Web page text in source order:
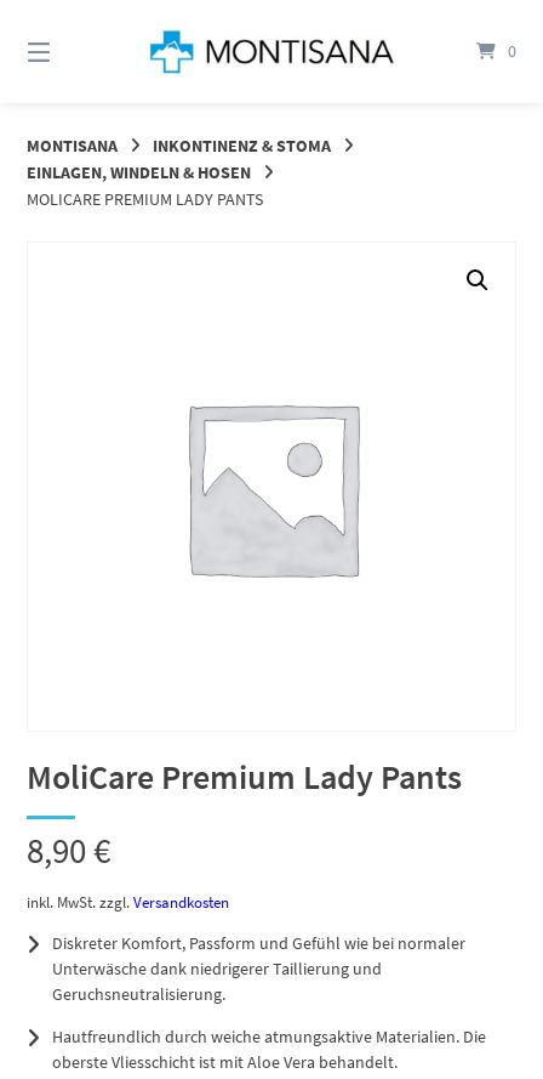
zum
0
MONTISANA
INKONTINENZ & STOMA
EINLAGEN, WINDELN & HOSEN
MOLICARE PREMIUM LADY PANTS
MoliCare Premium Lady Pants
8,90€
inkl. MwSt. zzgl.Versandkosten
Diskreter Komfort, Passform und Gefühl wie bei normaler
Unterwäsche dank niedrigerer Taillierung und
Geruchsneutralisierung.
Hautfreundlich durch weiche atmungsaktive Materialien. Die
oberste Vliesschicht ist mit Aloe Vera behandelt.